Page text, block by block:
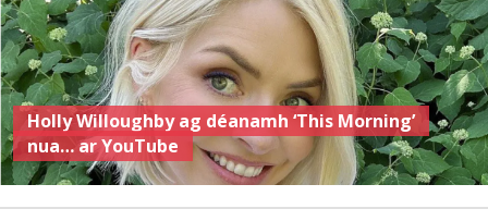
Holly Willoughby ag déanamh ‘This Morning’
nua… ar YouTube